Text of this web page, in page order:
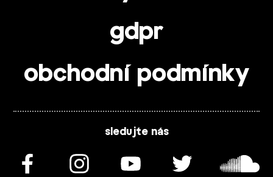
gdpr
obchodní podmínky
sledujte nás